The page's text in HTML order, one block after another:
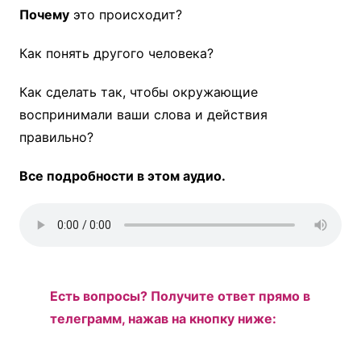
Почемуэто происходит?
Как понять другого человека?
Как сделать так, чтобы окружающие
воспринимали ваши слова и действия
правильно?
Все подробности в этом аудио.
Есть вопросы? Получите ответ прямо в
телеграмм, нажав на кнопку ниже: